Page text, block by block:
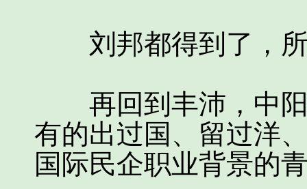
刘邦都得到了，所
再回到丰沛，中阳
有的出过国、留过洋
国际民企职业背景的